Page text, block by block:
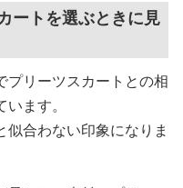
ートを選ぶときに見
プリーツスカートとの相
ます。
合わない印象になりま